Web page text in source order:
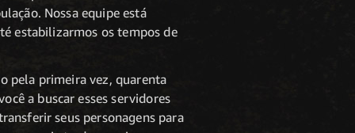
Nossa equipe está
estabilizarmos os tempos de
pela primeira vez, quarenta
a buscar esses servidores
seus personagens para